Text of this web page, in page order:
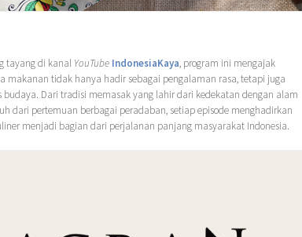
tayang di kanal YouTube IndonesiaKaya, program ini mengajak
makanan tidak hanya hadir sebagai pengalaman rasa, tetapi juga
Dari tradisi memasak yang lahir dari kedekatan dengan alam
dari pertemuan berbagai peradaban, setiap episode menghadirkan
menjadi bagian dari perjalanan panjang masyarakat Indonesia.